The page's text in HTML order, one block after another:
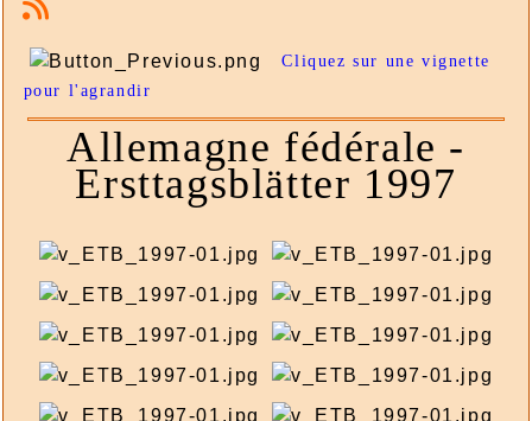
Cliquez sur une vignette
pour l'agrandir
Allemagne fédérale -
Ersttagsblätter 1997